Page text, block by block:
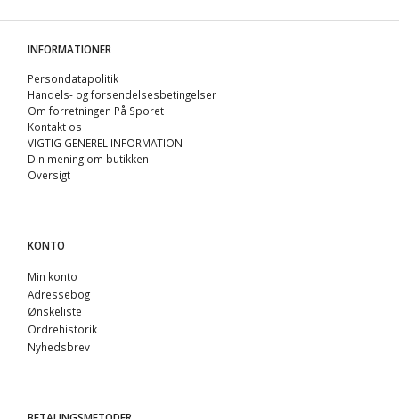
INFORMATIONER
Persondatapolitik
Handels- og forsendelsesbetingelser
Om forretningen På Sporet
Kontakt os
VIGTIG GENEREL INFORMATION
Din mening om butikken
Oversigt
KONTO
Min konto
Adressebog
Ønskeliste
Ordrehistorik
Nyhedsbrev